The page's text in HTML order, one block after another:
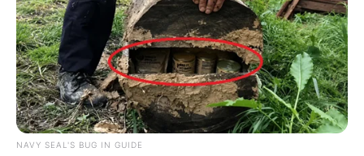
NAVY SEAL'S BUG IN GUIDE